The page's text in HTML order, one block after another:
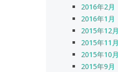
2016年2月
2016年1月
2015年12月
2015年11月
2015年10月
2015年9月